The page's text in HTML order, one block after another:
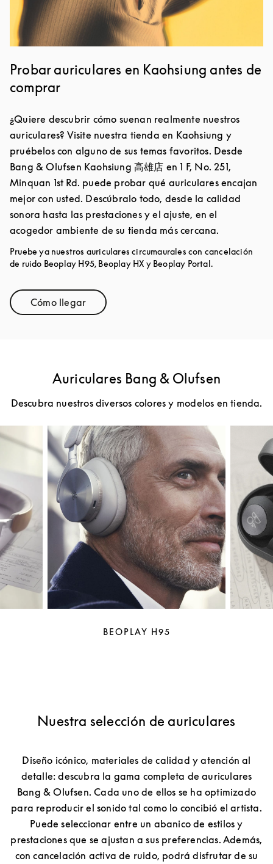
Probar auriculares en Kaohsiung antes de
comprar
¿Quiere descubrir cómo suenan realmente nuestros
auriculares? Visite nuestra tienda en Kaohsiung y
pruébelos con alguno de sus temas favoritos. Desde
Bang & Olufsen Kaohsiung 高雄店 en 1 F, No. 251,
Minquan 1st Rd. puede probar qué auriculares encajan
mejor con usted. Descúbralo todo, desde la calidad
sonora hasta las prestaciones y el ajuste, en el
acogedor ambiente de su tienda más cercana.
Pruebe ya nuestros auriculares circumaurales con cancelación
de ruido Beoplay H95, Beoplay HX y Beoplay Portal.
Cómo llegarLink Opens in New Tab
Auriculares Bang & Olufsen
Descubra nuestros diversos colores y modelos en tienda.
BEOPLAY H95
Nuestra selección de auriculares
Diseño icónico, materiales de calidad y atención al
detalle: descubra la gama completa de auriculares
Bang & Olufsen. Cada uno de ellos se ha optimizado
para reproducir el sonido tal como lo concibió el artista.
Puede seleccionar entre un abanico de estilos y
prestaciones que se ajustan a sus preferencias. Además,
con cancelación activa de ruido, podrá disfrutar de su